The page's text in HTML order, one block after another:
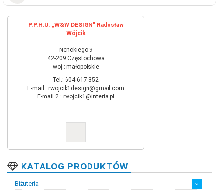
P.P.H.U. „W&W DESIGN” Radosław
Wójcik
Nenckiego 9
42-209 Częstochowa
woj.: małopolskie
Tel.: 604 617 352
E-mail.: rwojcik1design@gmail.com
E-mail 2.: rwojcik1@interia.pl
KATALOG PRODUKTÓW
Biżuteria